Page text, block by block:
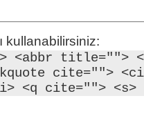
kullanabilirsiniz:
title="">
cite="">
<q cite="">